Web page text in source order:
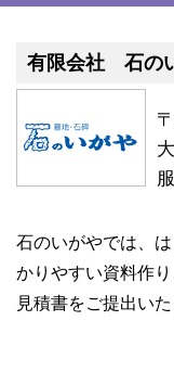
有限会社 石の
石のいがやでは、
かりやすい資料作
見積書をご提出いた